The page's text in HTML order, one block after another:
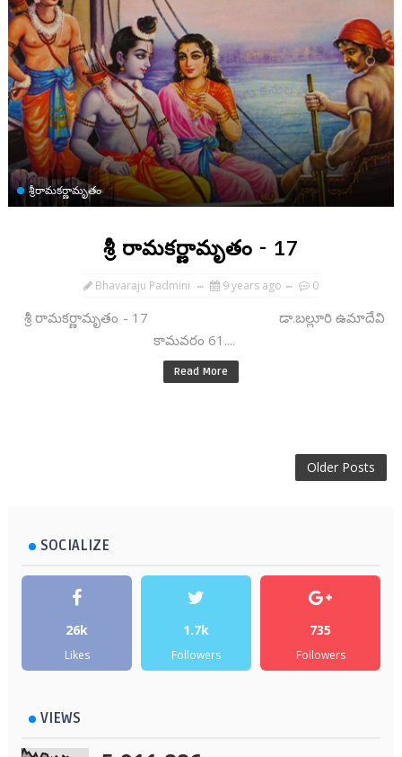
శ్రీరామకర్ణామృతం
శ్రీ రామకర్ణామృతం - 17
Bhavaraju Padmini 9 years ago 0
శ్రీ రామకర్ణామృతం - 17 డా.బల్లూరి ఉమాదేవి
కామవరం 61....
Read More
Older Posts
SOCIALIZE
26k
Likes
1.7k
Followers
735
Followers
VIEWS